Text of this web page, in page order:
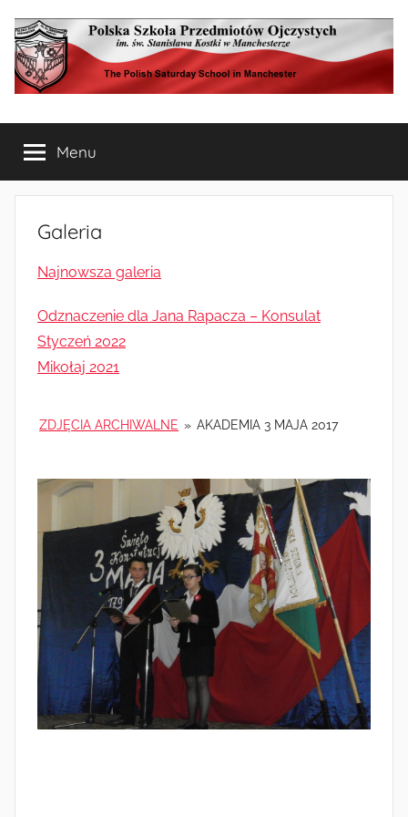
do
treści
Polska
Szkoła
Przedmiotów
Ojczystych
w
Manchesterze
Saturday
School
in
Manchester
Menu
Galeria
Najnowsza galeria
Odznaczenie dla Jana Rapacza – Konsulat
Styczeń 2022
Mikołaj 2021
ZDJĘCIA ARCHIWALNE » AKADEMIA 3 MAJA 2017